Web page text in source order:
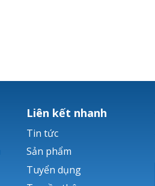
Liên kết nhanh
Tin tức
Sản phẩm
Tuyển dụng